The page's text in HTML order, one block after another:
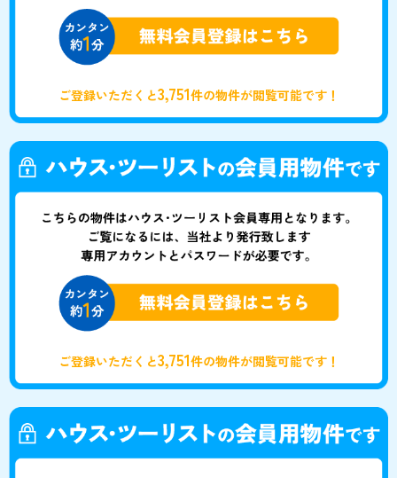
ご登録いただくと3,751件の物件が閲覧可能です！
ご登録いただくと3,751件の物件が閲覧可能です！